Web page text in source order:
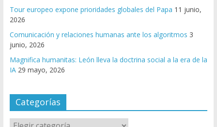
Tour europeo expone prioridades globales del Papa 11 junio,
2026
Comunicación y relaciones humanas ante los algoritmos 3
junio, 2026
Magnifica humanitas: León lleva la doctrina social a la era de la
IA 29 mayo, 2026
Categorías